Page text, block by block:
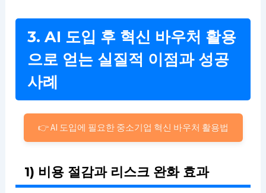
3. AI 도입 후 혁신 바우처 활용
으로 얻는 실질적 이점과 성공
사례
👉 AI 도입에 필요한 중소기업 혁신 바우처 활용법
1) 비용 절감과 리스크 완화 효과